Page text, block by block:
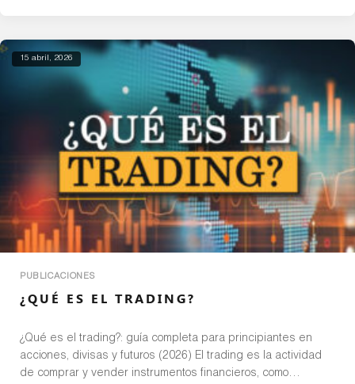
15 abril, 2026
PUBLICACIONES
¿QUÉ ES EL TRADING?
¿Qué es el trading?: guía completa para principiantes en
acciones, divisas y futuros (2026) El trading es la actividad
de comprar y vender instrumentos financieros, como